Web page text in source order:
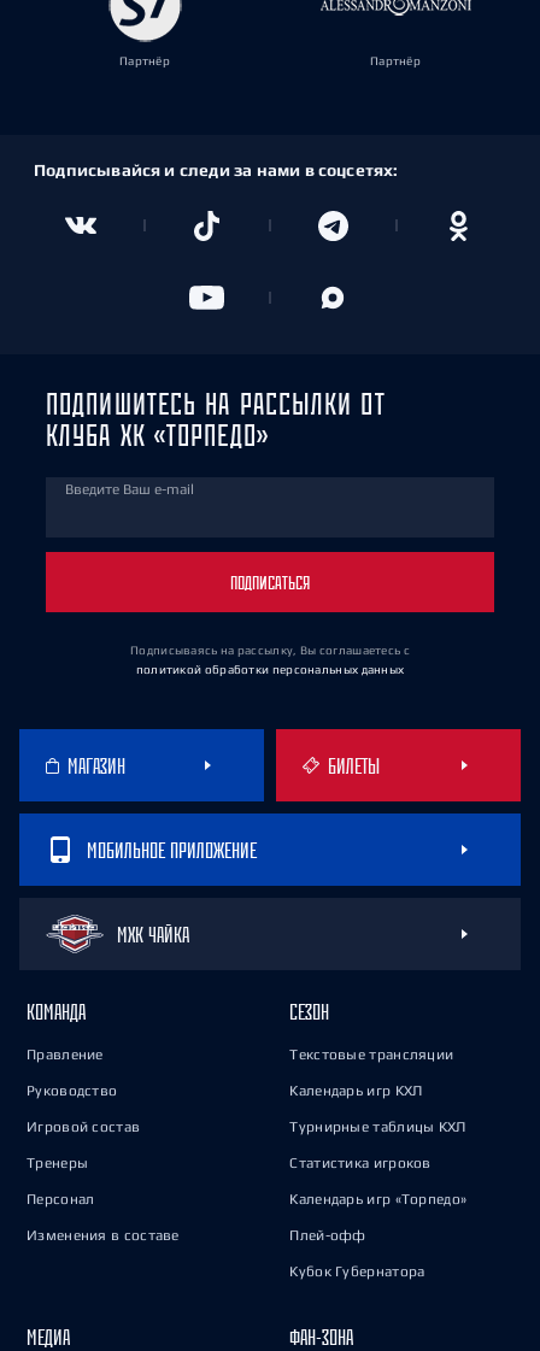
Партнёр Партнёр
Подписывайся и следи за нами в соцсетях:
ПОДПИШИТЕСЬ НА РАССЫЛКИ ОТ
КЛУБА ХК «ТОРПЕДО»
Введите Ваш e-mail
ПОДПИСАТЬСЯ
Подписываясь на рассылку, Вы соглашаетесь с
политикой обработки персональных данных
МАГАЗИН БИЛЕТЫ
МОБИЛЬНОЕ ПРИЛОЖЕНИЕ
МХК ЧАЙКА
КОМАНДА
Правление
Руководство
Игровой состав
Тренеры
Персонал
Изменения в составе
СЕЗОН
Текстовые трансляции
Календарь игр КХЛ
Турнирные таблицы КХЛ
Статистика игроков
Календарь игр «Торпедо»
Плей-офф
Кубок Губернатора
МЕДИА ФАН-ЗОНА